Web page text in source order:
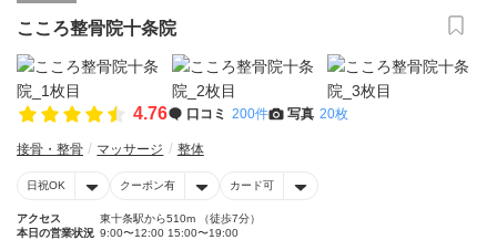
こころ整骨院十条院
4.76 口コミ 200件 写真 20枚
接骨・整骨 マッサージ 整体
日祝OK クーポン有 カード可
アクセス
東十条駅から510m （徒歩7分）
本日の営業状況 9:00〜12:00 15:00〜19:00